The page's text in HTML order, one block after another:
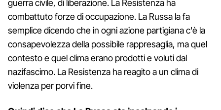
guerra civile, di liberazione. La Resistenza ha
combattuto forze di occupazione. La Russa la fa
semplice dicendo che in ogni azione partigiana c'è la
consapevolezza della possibile rappresaglia, ma quel
contesto e quel clima erano prodotti e voluti dal
nazifascimo. La Resistenza ha reagito a un clima di
violenza per porvi fine.